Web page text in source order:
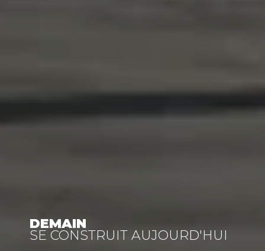
DEMAIN
SE CONSTRUIT AUJOURD'HUI